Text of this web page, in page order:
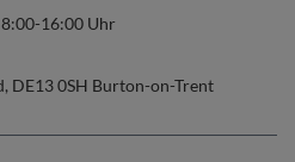
16:00 Uhr
, DE13 0SH Burton-on-Trent